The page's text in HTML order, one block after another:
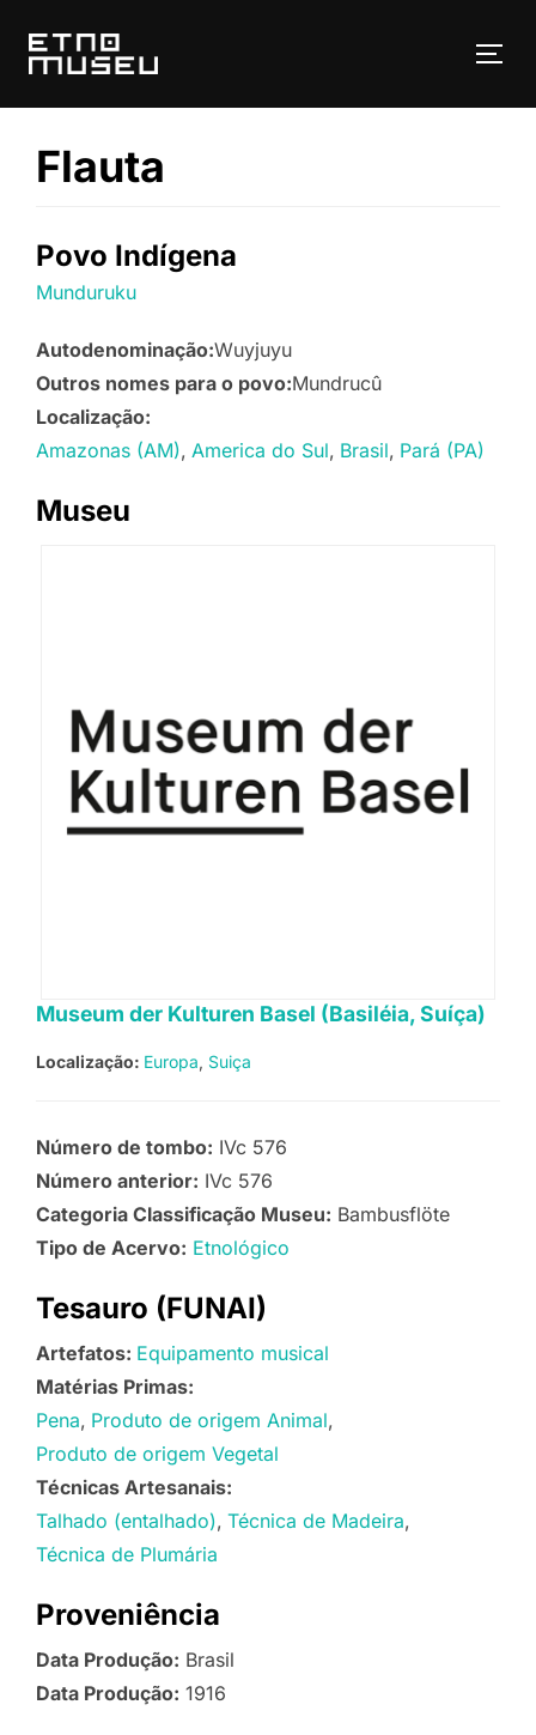
para
Flauta
Povo Indígena
Munduruku
Autodenominação:Wuyjuyu
Outros nomes para o povo:Mundrucû
Localização:
Amazonas (AM) America do Sul Brasil Pará (PA)
Museu
Museum der Kulturen Basel (Basiléia, Suíça)
Localização: Europa Suiça
Número de tombo: IVc 576
Número anterior: IVc 576
Categoria Classificação Museu: Bambusflöte
Tipo de Acervo: Etnológico
Tesauro (FUNAI)
Artefatos: Equipamento musical
Matérias Primas:
Pena Produto de origem Animal
Produto de origem Vegetal
Técnicas Artesanais:
Talhado (entalhado) Técnica de Madeira
Técnica de Plumária
Proveniência
Data Produção: Brasil
Data Produção: 1916